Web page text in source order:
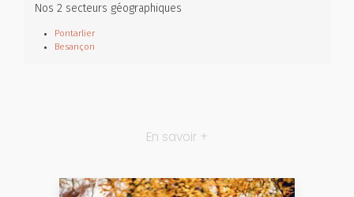
Nos 2 secteurs géographiques
Pontarlier
Besançon
En savoir +